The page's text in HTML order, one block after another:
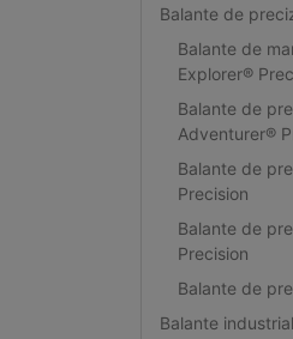
Balante de
Balante de
Explorer®
Balante de
Adventurer®
Balante de
Precision
Balante de
Precision
Balante de
Balante